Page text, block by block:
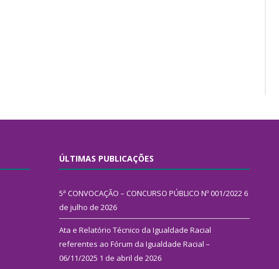
ÚLTIMAS PUBLICAÇÕES
5ª CONVOCAÇÃO – CONCURSO PÚBLICO Nº 001/2022 6
de julho de 2026
Ata e Relatório Técnico da Igualdade Racial
referentes ao Fórum da Igualdade Racial –
06/11/2025 1 de abril de 2026